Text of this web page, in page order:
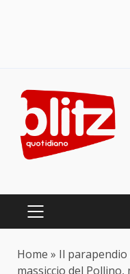
content
PRIMARY
Home » Il parapendio
massiccio del